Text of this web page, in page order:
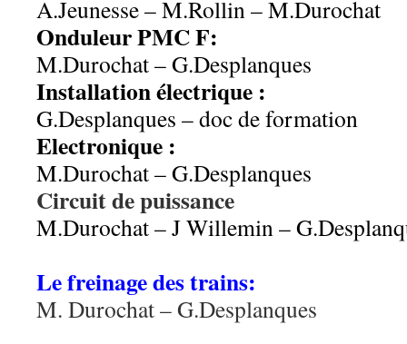
A.Jeunesse – M.Rollin – M.Durochat
Onduleur PMC F:
M.Durochat – G.Desplanques
Installation électrique :
G.Desplanques – doc de formation
Electronique :
M.Durochat – G.Desplanques
Circuit de puissance
M.Durochat – J Willemin –
Le freinage des trains:
M. Durochat – G.Desplanques